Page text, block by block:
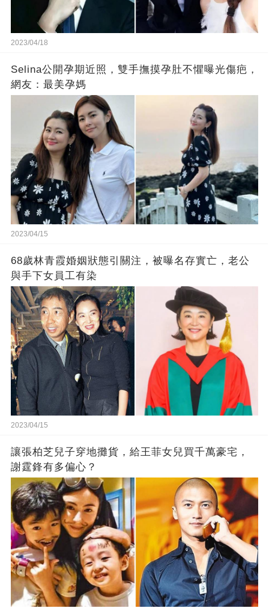
2023/04/18
Selina公開孕期近照，雙手撫摸孕肚不懼曝光傷疤，
網友：最美孕媽
2023/04/15
68歲林青霞婚姻狀態引關注，被曝名存實亡，老公
與手下女員工有染
2023/04/15
讓張柏芝兒子穿地攤貨，給王菲女兒買千萬豪宅，
謝霆鋒有多偏心？